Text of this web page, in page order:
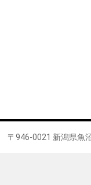
〒946-0021 新潟県魚